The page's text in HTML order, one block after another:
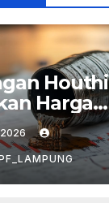
Houthi
Harga